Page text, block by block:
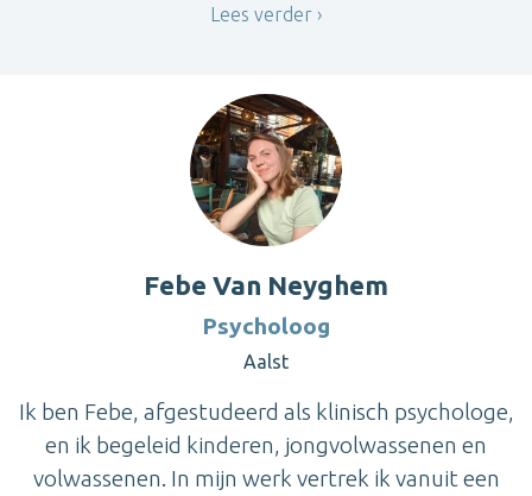
Lees verder
Febe Van Neyghem
Psycholoog
Aalst
Ik ben Febe, afgestudeerd als klinisch psychologe,
en ik begeleid kinderen, jongvolwassenen en
volwassenen. In mijn werk vertrek ik vanuit een